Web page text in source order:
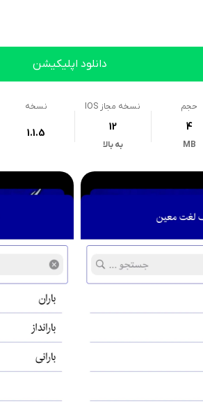
دانلود اپلیکیشن
حجم
4
MB
نسخه مجاز IOS
12
به بالا
نسخه
1.1.5